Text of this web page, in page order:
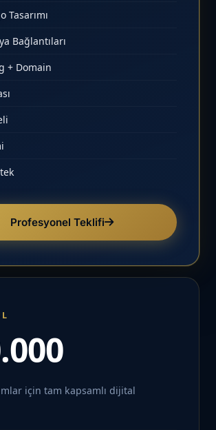
Tasarımı
Bağlantıları
+ Domain
Profesyonel Teklifi
için tam kapsamlı dijital